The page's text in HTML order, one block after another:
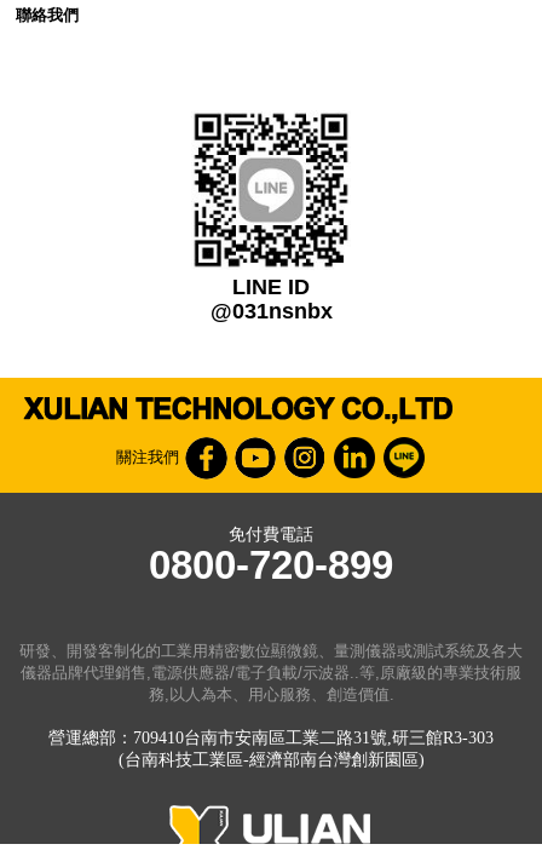
聯絡我們
LINE ID
@031nsnbx
關注我們
免付費電話
0800-720-899
研發、開發客制化的工業用精密數位顯微鏡、量測儀器或測試系統及各大
儀器品牌代理銷售,電源供應器/電子負載/示波器..等,原廠級的專業技術服
務,以人為本、用心服務、創造價值.
營運總部：709410台南市安南區工業二路31號,研三館R3-303
(台南科技工業區-經濟部南台灣創新園區)